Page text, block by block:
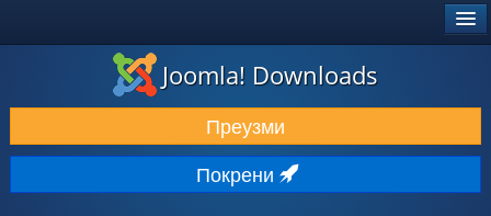
ПРЕУЗИМАЊЕ И ПРОШИРЕЊА (ЕКСТЕНЗИЈЕ)
ОТКРИЈТЕ И НАУЧИТЕ
ЗАЈЕДНИЦА И ПОДРШКА
Joomla! Downloads
Преузми
Покрени